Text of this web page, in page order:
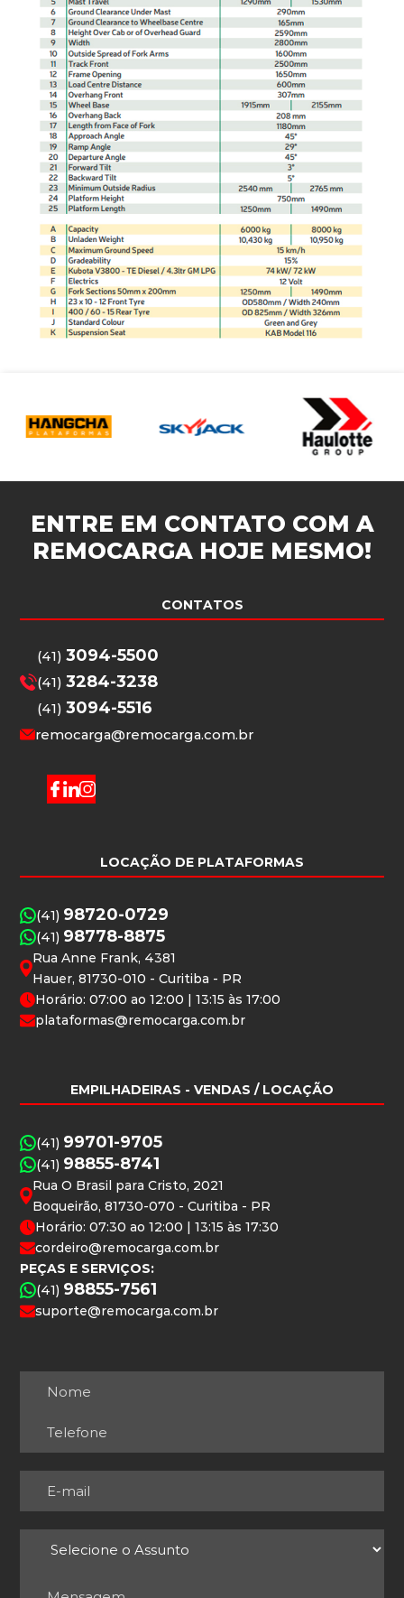
ENTRE EM CONTATO COM A
REMOCARGA HOJE MESMO!
CONTATOS
(41)3094-5500
(41)3284-3238
(41)3094-5516
remocarga@remocarga.com.br
LOCAÇÃO DE PLATAFORMAS
(41) 98720-0729
(41) 98778-8875
Rua Anne Frank, 4381
Hauer, 81730-010 - Curitiba - PR
Horário: 07:00 ao 12:00 | 13:15 às 17:00
plataformas@remocarga.com.br
EMPILHADEIRAS - VENDAS / LOCAÇÃO
(41) 99701-9705
(41) 98855-8741
Rua O Brasil para Cristo, 2021
Boqueirão, 81730-070 - Curitiba - PR
Horário: 07:30 ao 12:00 | 13:15 às 17:30
cordeiro@remocarga.com.br
PEÇAS E SERVIÇOS:
(41) 98855-7561
suporte@remocarga.com.br